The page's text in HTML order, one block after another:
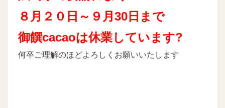
８月２０日～９月30 日まで
御饌cacaoは休業しています?
何卒ご理解のほどよろしくお願いいたします